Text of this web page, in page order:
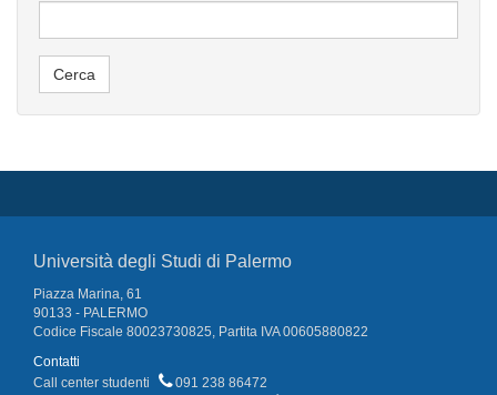
Università degli Studi di Palermo
Piazza Marina, 61
90133 - PALERMO
Codice Fiscale 80023730825, Partita IVA 00605880822
Contatti
Call center studenti
091 238 86472